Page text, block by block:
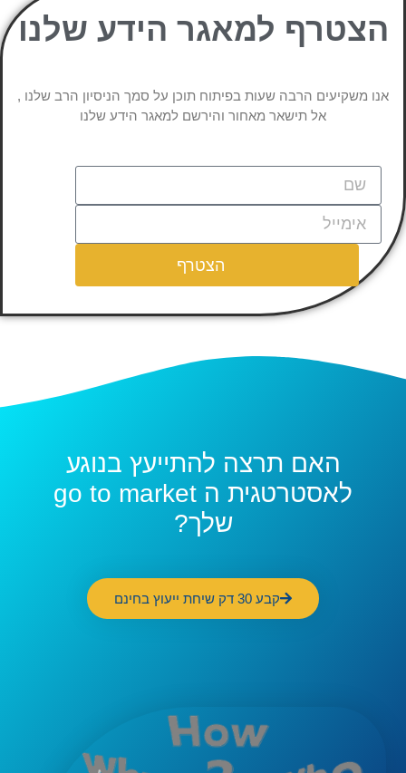
הצטרף למאגר הידע שלנו
אנו משקיעים הרבה שעות בפיתוח תוכן על סמך הניסיון הרב שלנו ,
אל תישאר מאחור והירשם למאגר הידע שלנו
הצטרף
האם תרצה להתייעץ בנוגע
לאסטרטגית ה go to market
שלך?
קבע 30 דק שיחת ייעוץ בחינם